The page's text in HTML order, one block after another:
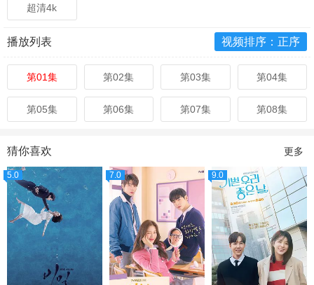
超清4k
播放列表 视频排序：正序
第01集 第02集 第03集 第04集
第05集 第06集 第07集 第08集
猜你喜欢 更多
5.0 7.0 9.0